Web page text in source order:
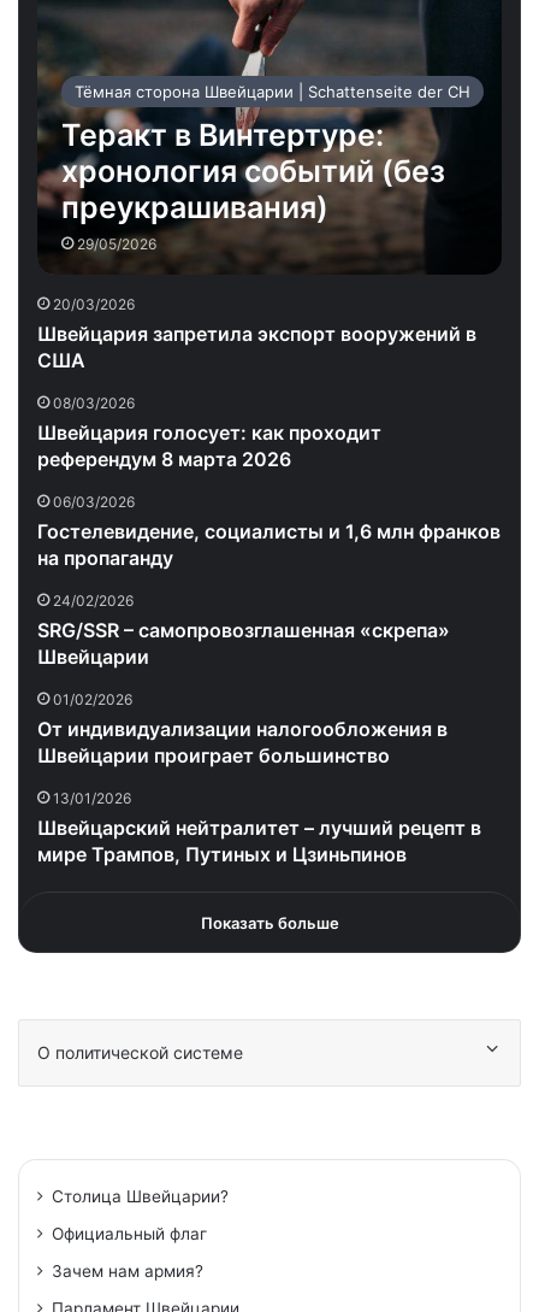
Тёмная сторона Швейцарии | Schattenseite der CH
Теракт в Винтертуре:
хронология событий (без
преукрашивания)
29/05/2026
20/03/2026
Швейцария запретила экспорт вооружений в
США
08/03/2026
Швейцария голосует: как проходит
референдум 8 марта 2026
06/03/2026
Гостелевидение, социалисты и 1,6 млн франков
на пропаганду
24/02/2026
SRG/SSR – самопровозглашенная «скрепа»
Швейцарии
01/02/2026
От индивидуализации налогообложения в
Швейцарии проиграет большинство
13/01/2026
Швейцарский нейтралитет – лучший рецепт в
мире Трампов, Путиных и Цзиньпинов
Показать больше
О политической системе
Столица Швейцарии?
Официальный флаг
Зачем нам армия?